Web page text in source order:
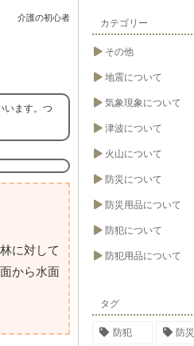
介護の初心者
います。つ
に対して
から水面
カテゴリー
その他
地震について
気象現象について
津波について
火山について
防災について
防災用品について
防犯について
防犯用品について
タグ
防犯 防災